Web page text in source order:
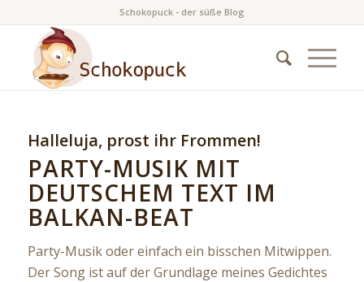
Schokopuck - der süße Blog
Halleluja, prost ihr Frommen!
PARTY-MUSIK MIT
DEUTSCHEM TEXT IM
BALKAN-BEAT
Party-Musik oder einfach ein bisschen Mitwippen.
Der Song ist auf der Grundlage meines Gedichtes